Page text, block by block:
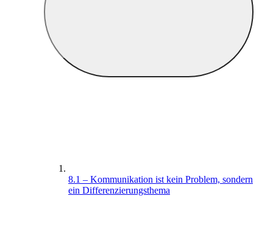
8.1 – Kommunikation ist kein Problem, sondern
ein Differenzierungsthema